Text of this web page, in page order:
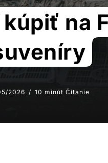
kúpiť na
2026 10 minút Čítanie